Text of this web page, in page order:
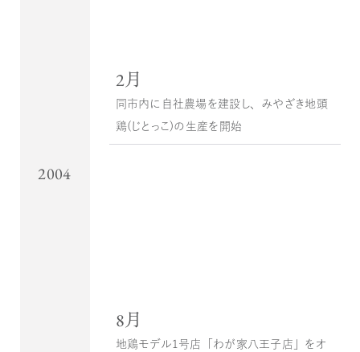
2月
同市内に自社農場を建設し、みやざき地頭
鶏(じとっこ）の生産を開始
2004
8月
地鶏モデル１号店「わが家八王子店」をオ